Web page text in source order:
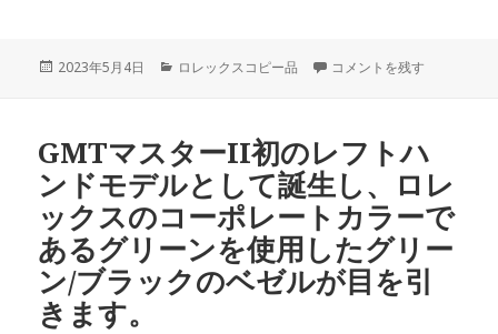
投
2023年5月4日
カ
ー
ロレックスコピー品 ロレックス「オイスター
コメントを残す
GMTマスターII初のレフトハ
ンドモデルとして誕生し、ロレ
ックスのコーポレートカラーで
あるグリーンを使用したグリー
ン/ブラックのベゼルが目を引
きます。